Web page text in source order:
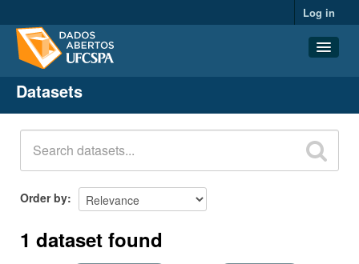
Log in
Datasets
Organizations
Groups
About
Datasets
Order by
1 dataset found